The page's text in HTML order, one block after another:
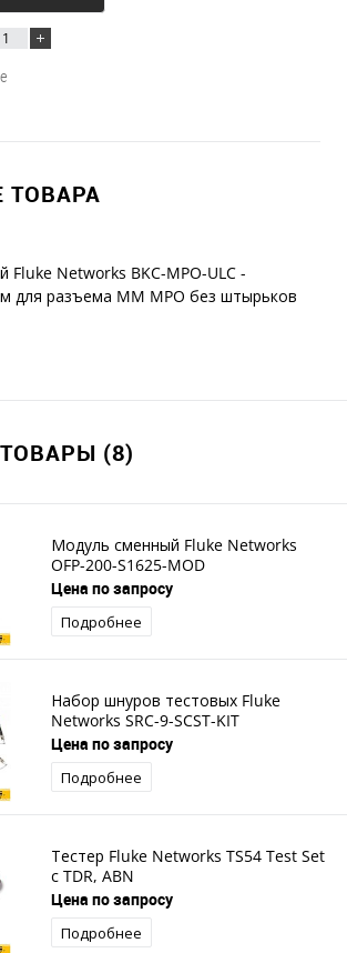
ТОВАРА
Networks BKC-MPO-ULC -
для разъема MM MPO без штырьков
(8)
Модуль сменный Fluke Networks
OFP-200-S1625-MOD
Цена по запросу
Подробнее
Набор шнуров тестовых Fluke
Networks SRC-9-SCST-KIT
Цена по запросу
Подробнее
Тестер Fluke Networks TS54 Test Set
с TDR, ABN
Цена по запросу
Подробнее